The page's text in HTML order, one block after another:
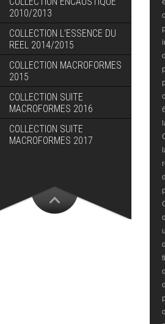
2010/2013
COLLECTION L’ESSENCE DU
REEL 2014/2015
COLLECTION MACROFORMES
2015
COLLECTION SUITE
MACROFORMES 2016
COLLECTION SUITE
MACROFORMES 2017